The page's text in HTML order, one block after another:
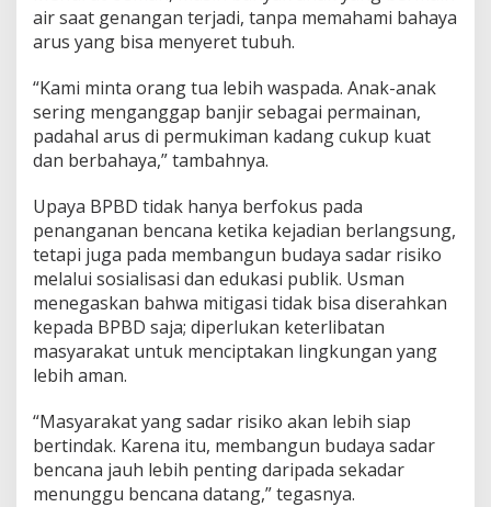
air saat genangan terjadi, tanpa memahami bahaya
arus yang bisa menyeret tubuh.
“Kami minta orang tua lebih waspada. Anak-anak
sering menganggap banjir sebagai permainan,
padahal arus di permukiman kadang cukup kuat
dan berbahaya,” tambahnya.
Upaya BPBD tidak hanya berfokus pada
penanganan bencana ketika kejadian berlangsung,
tetapi juga pada membangun budaya sadar risiko
melalui sosialisasi dan edukasi publik. Usman
menegaskan bahwa mitigasi tidak bisa diserahkan
kepada BPBD saja; diperlukan keterlibatan
masyarakat untuk menciptakan lingkungan yang
lebih aman.
“Masyarakat yang sadar risiko akan lebih siap
bertindak. Karena itu, membangun budaya sadar
bencana jauh lebih penting daripada sekadar
menunggu bencana datang,” tegasnya.